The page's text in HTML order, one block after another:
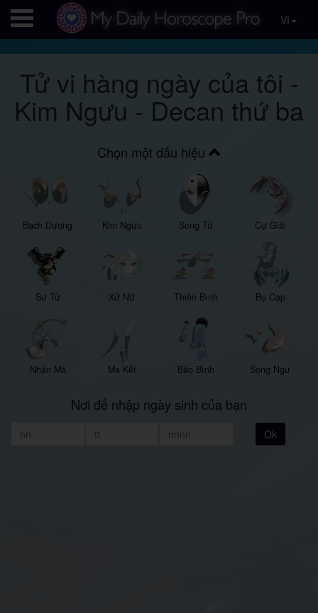
VI
Tử vi hàng ngày của tôi -
Kim Ngưu - Decan thứ ba
Chọn một dấu hiệu
Bạch Dương Kim Ngưu Song Tử Cự Giải
Sư Tử Xử Nữ Thiên Bình Bọ Cạp
Nhân Mã Ma Kết Bảo Bình Song Ngư
Nơi để nhập ngày sinh của bạn
Ok